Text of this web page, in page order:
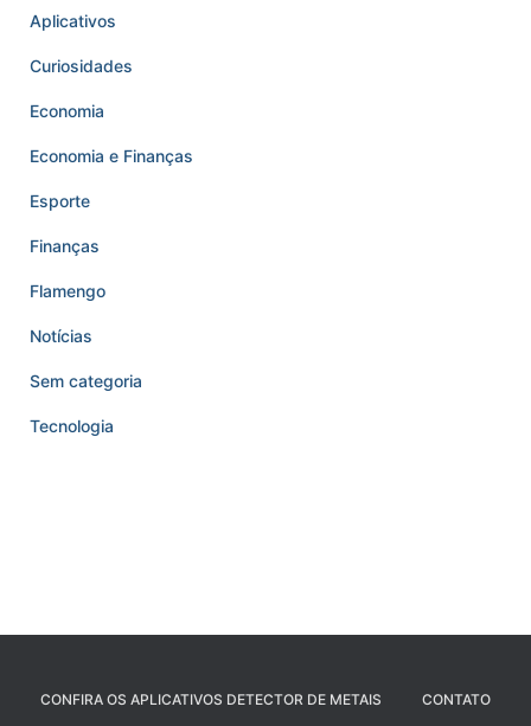
Aplicativos
Curiosidades
Economia
Economia e Finanças
Esporte
Finanças
Flamengo
Notícias
Sem categoria
Tecnologia
CONFIRA OS APLICATIVOS DETECTOR DE METAIS CONTATO